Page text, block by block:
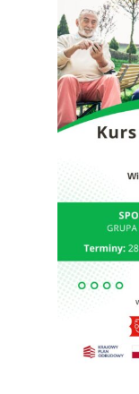
internetowej.
Statystyka
Abyśmy mogli
funkcjonalność
i strukturę
internetowej,
na podstawie
tego, jak